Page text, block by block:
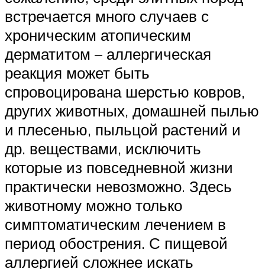
встречается много случаев с
хроническим атопическим
дерматитом – аллергическая
реакция может быть
спровоцирована шерстью ковров,
других животных, домашней пылью
и плесенью, пыльцой растений и
др. веществами, исключить
которые из повседневной жизни
практически невозможно. Здесь
животному можно только
симптоматическим лечением в
период обострения. С пищевой
аллергией сложнее искать